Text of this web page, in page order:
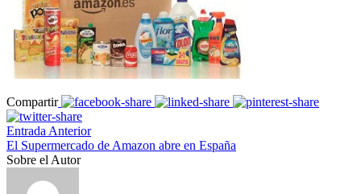
Compartir
Entrada Anterior
El Supermercado de Amazon abre en España
Sobre el Autor